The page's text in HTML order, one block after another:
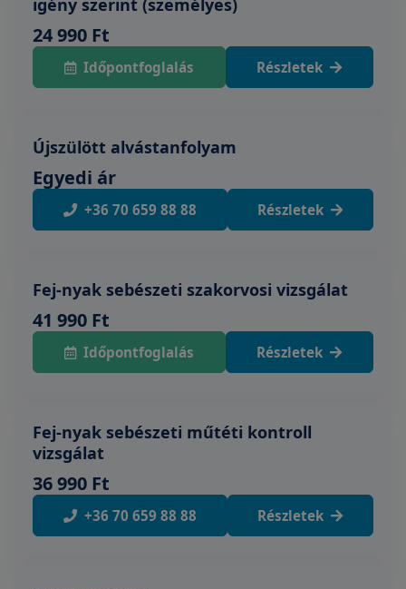
igény szerint (személyes)
24 990 Ft
Időpontfoglalás Részletek
Újszülött alvástanfolyam
Egyedi ár
+36 70 659 88 88 Részletek
Fej-nyak sebészeti szakorvosi vizsgálat
41 990 Ft
Időpontfoglalás Részletek
Fej-nyak sebészeti műtéti kontroll
vizsgálat
36 990 Ft
+36 70 659 88 88 Részletek